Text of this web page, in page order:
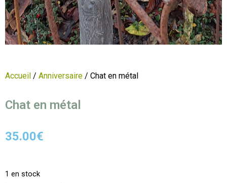
Accueil / Anniversaire / Chat en métal
Chat en métal
35.00€
1 en stock